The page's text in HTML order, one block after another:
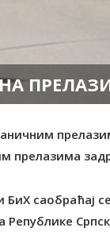
НА
прелазима
БиХ саобраћај
Републике